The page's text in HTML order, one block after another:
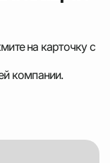
на карточку с
компании.